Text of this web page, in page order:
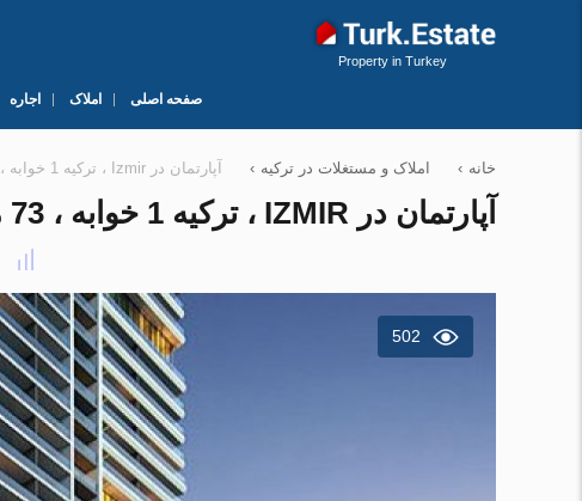
Property in Turkey
صفحه اصلی املاک اجاره
خانه › املاک و مستغلات در ترکیه › آپارتمان در Izmir ، ترکیه 1 خوابه ، 73 متر مربع. شماره 88066
آپارتمان در IZMIR ، ترکیه 1 خوابه ، 73 متر مربع. شماره 88066
502